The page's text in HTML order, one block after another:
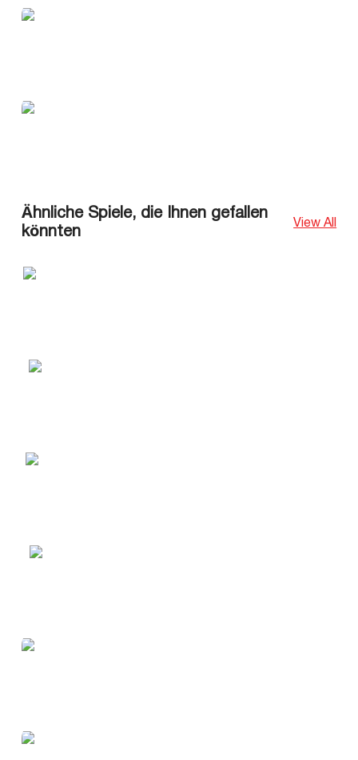
Ähnliche Spiele, die Ihnen gefallen
könnten
View All